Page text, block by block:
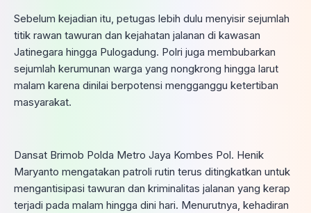
Sebelum kejadian itu, petugas lebih dulu menyisir sejumlah
titik rawan tawuran dan kejahatan jalanan di kawasan
Jatinegara hingga Pulogadung. Polri juga membubarkan
sejumlah kerumunan warga yang nongkrong hingga larut
malam karena dinilai berpotensi mengganggu ketertiban
masyarakat.
Dansat Brimob Polda Metro Jaya Kombes Pol. Henik
Maryanto mengatakan patroli rutin terus ditingkatkan untuk
mengantisipasi tawuran dan kriminalitas jalanan yang kerap
terjadi pada malam hingga dini hari. Menurutnya, kehadiran